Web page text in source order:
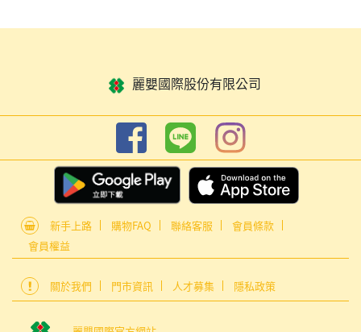
麗嬰國際股份有限公司
新手上路 購物FAQ 聯絡客服
會員條款
會員權益
關於我們 門市資訊 人才募集 隱私政策